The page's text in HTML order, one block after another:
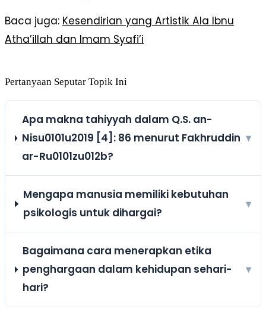
Baca juga: Kesendirian yang Artistik Ala Ibnu
Atha’illah dan Imam Syafi’i
Pertanyaan Seputar Topik Ini
Apa makna tahiyyah dalam Q.S. an-
Nisu0101u2019 [4]: 86 menurut Fakhruddin
ar-Ru0101zu012b?
▾
Mengapa manusia memiliki kebutuhan
psikologis untuk dihargai?
▾
Bagaimana cara menerapkan etika
penghargaan dalam kehidupan sehari-
hari?
▾